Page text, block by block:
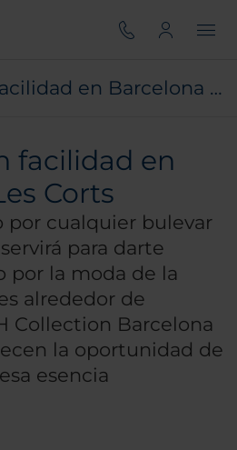
Compra con facilidad en Barcelona Les Corts
facilidad en
Corts
por cualquier bulevar
para darte
por la moda de la
alrededor de
Collection Barcelona
la oportunidad de
esencia